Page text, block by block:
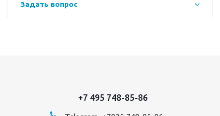
Задать вопрос
+7 495 748-85-86